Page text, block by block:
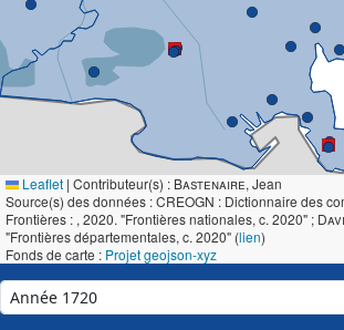
Leaflet | Contributeur(s) : Bastenaire, Jean
Source(s) des données : CREOGN : Dictionnaire des
Frontières : , 2020. "Frontières nationales, c. 2020" ;
"Frontières départementales, c. 2020" (lien)
Fonds de carte : Projet geojson-xyz